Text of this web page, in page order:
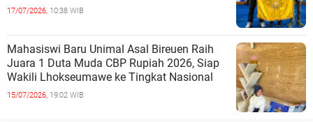
17/07/2026, 10:38 WIB
Mahasiswi Baru Unimal Asal Bireuen Raih
Juara 1 Duta Muda CBP Rupiah 2026, Siap
Wakili Lhokseumawe ke Tingkat Nasional
15/07/2026, 19:02 WIB